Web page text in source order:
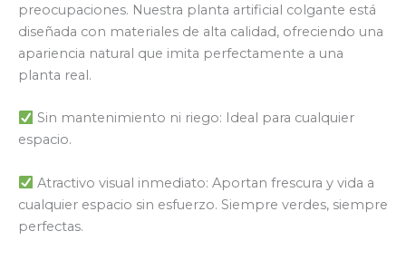
preocupaciones. Nuestra planta artificial colgante está
diseñada con materiales de alta calidad, ofreciendo una
apariencia natural que imita perfectamente a una
planta real.
Sin mantenimiento ni riego: Ideal para cualquier
espacio.
Atractivo visual inmediato: Aportan frescura y vida a
cualquier espacio sin esfuerzo. Siempre verdes, siempre
perfectas.